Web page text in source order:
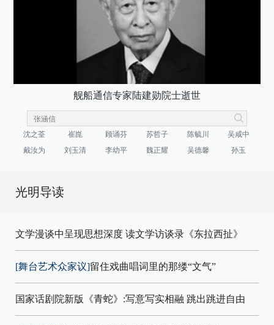
舰船通信专家陆建勋院士逝世
沈之荃 崔崑 顾诵芬 苏哲子 陈毓川
吴咸中
戴汝为
刘玉清 李幼平 魏正耀 吴德馨 孙玉
光明导读
文学漫谈中呈现思想深度 读文学访谈录《东拉西扯》
[舞台艺术众家议]留住戏曲唱词里的那缕“文气”
国家话剧院新版《青蛇》:写意写实相融 跳出跳进自由